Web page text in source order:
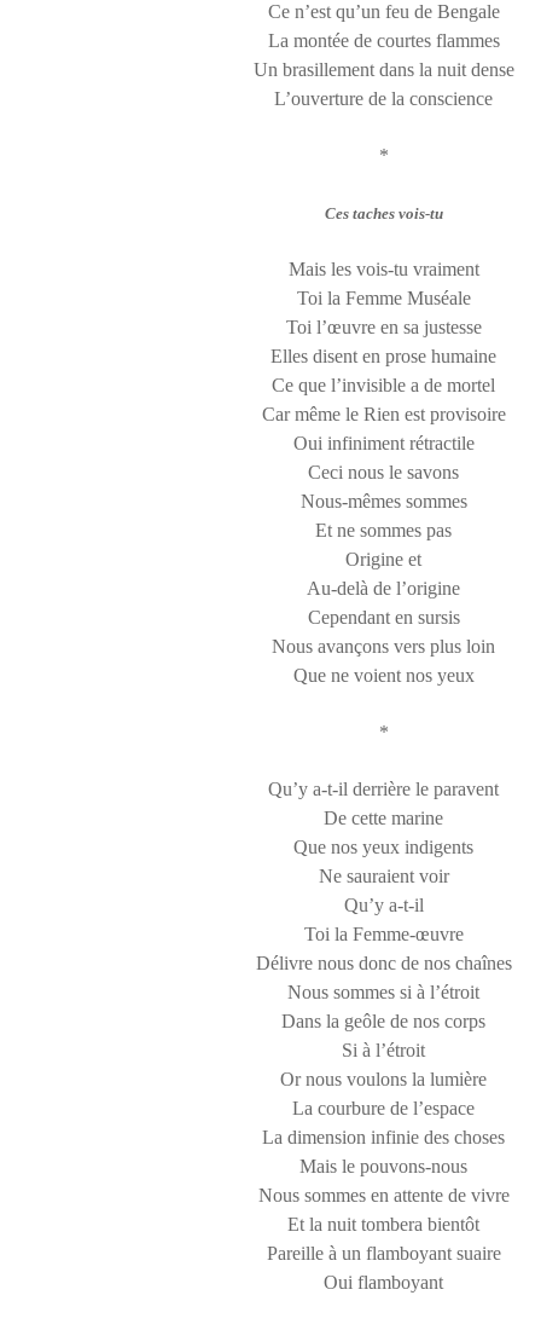
Ce n’est qu’un feu de Bengale
La montée de courtes flammes
Un brasillement dans la nuit dense
L’ouverture de la conscience
*
Ces taches vois-tu
Mais les vois-tu vraiment
Toi la Femme Muséale
Toi l’œuvre en sa justesse
Elles disent en prose humaine
Ce que l’invisible a de mortel
Car même le Rien est provisoire
Oui infiniment rétractile
Ceci nous le savons
Nous-mêmes sommes
Et ne sommes pas
Origine et
Au-delà de l’origine
Cependant en sursis
Nous avançons vers plus loin
Que ne voient nos yeux
*
Qu’y a-t-il derrière le paravent
De cette marine
Que nos yeux indigents
Ne sauraient voir
Qu’y a-t-il
Toi la Femme-œuvre
Délivre nous donc de nos chaînes
Nous sommes si à l’étroit
Dans la geôle de nos corps
Si à l’étroit
Or nous voulons la lumière
La courbure de l’espace
La dimension infinie des choses
Mais le pouvons-nous
Nous sommes en attente de vivre
Et la nuit tombera bientôt
Pareille à un flamboyant suaire
Oui flamboyant